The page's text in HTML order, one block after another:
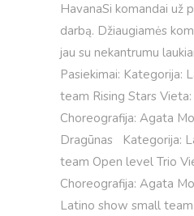
HavanaSi komandai už
darbą. Džiaugiamės
jau su nekantrumu
Pasiekimai: Kategorija:
team Rising Stars Vieta:
Choreografija: Agata
Dragūnas Kategorija:
team Open level Trio
Choreografija: Agata
Latino show small